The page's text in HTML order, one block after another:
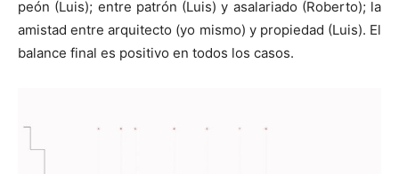
peón (Luis); entre patrón (Luis) y asalariado (Roberto); la
amistad entre arquitecto (yo mismo) y propiedad (Luis). El
balance final es positivo en todos los casos.